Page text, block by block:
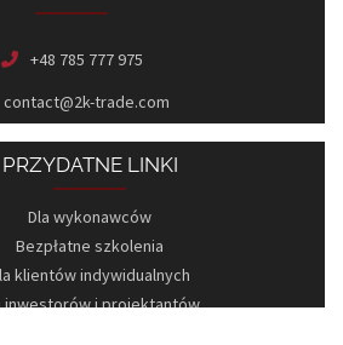
+48 785 777 975
contact@2k-trade.com
PRZYDATNE LINKI
Dla wykonawców
Bezpłatne szkolenia
klientów indywidualnych
inwestorów i projektantów